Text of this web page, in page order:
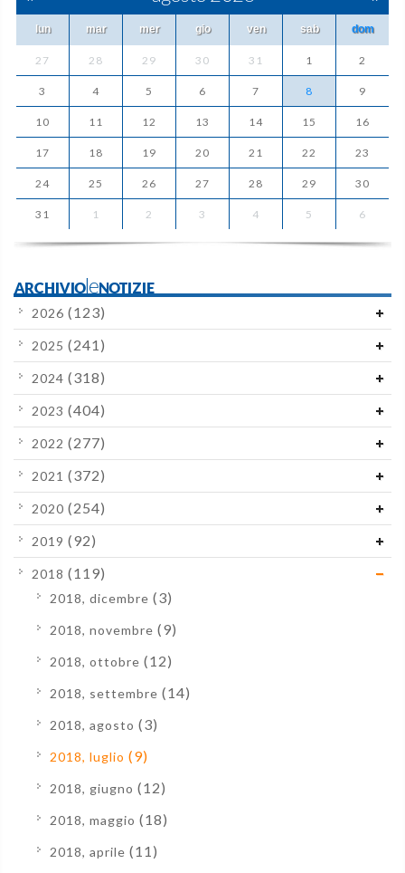
lun mar mer gio ven sab dom
27 28 29 30 31 1 2
3 4 5 6 7 8 9
10 11 12 13 14 15 16
17 18 19 20 21 22 23
24 25 26 27 28 29 30
31 1 2 3 4 5 6
ARCHIVIOleNOTIZIE
2026 (123)
2025 (241)
2024 (318)
2023 (404)
2022 (277)
2021 (372)
2020 (254)
2019 (92)
2018 (119)
2018, dicembre (3)
2018, novembre (9)
2018, ottobre (12)
2018, settembre (14)
2018, agosto (3)
2018, luglio (9)
2018, giugno (12)
2018, maggio (18)
2018, aprile (11)